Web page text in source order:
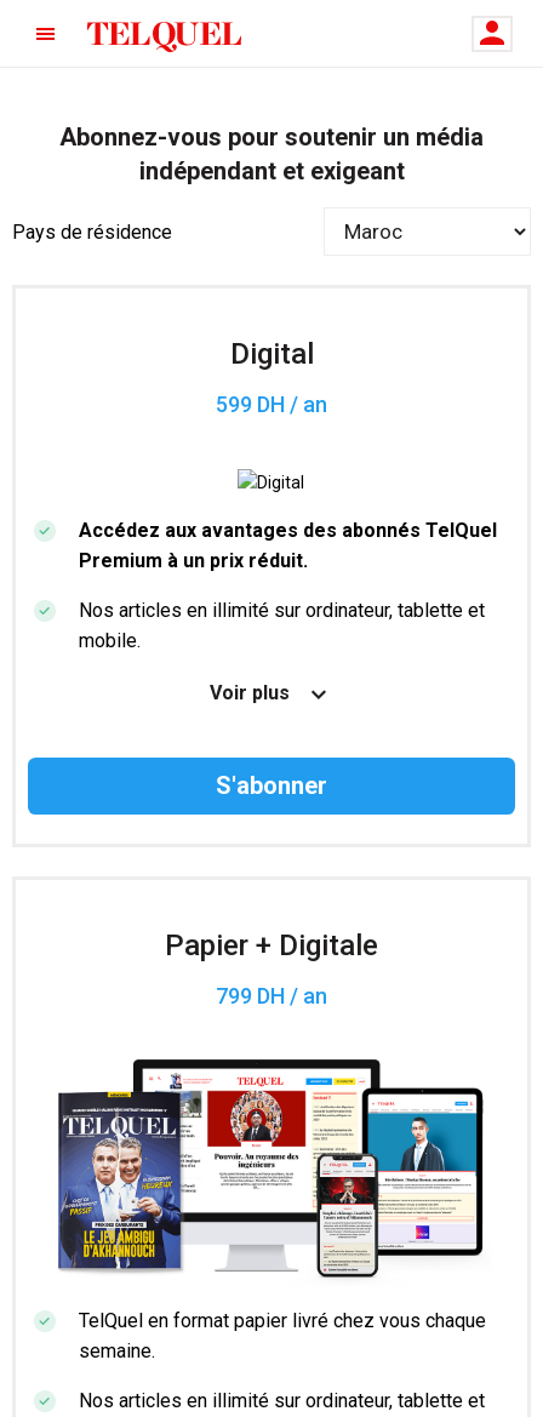
Abonnez-vous pour soutenir un média
indépendant et exigeant
Pays de résidence
Digital
599 DH / an
Accédez aux avantages des abonnés TelQuel
Premium à un prix réduit.
Nos articles en illimité sur ordinateur, tablette et
mobile.
Le magazine TelQuel en numérique avant la sortie
Des informations confidentielles résérvées aux
Voir plus
Papier + Digitale
799 DH / an
TelQuel en format papier livré chez vous chaque
semaine.
Nos articles en illimité sur ordinateur, tablette et